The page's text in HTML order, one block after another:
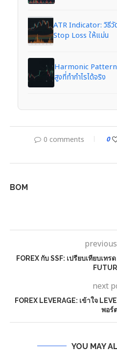
ATR Indicator: วิธีวั
Stop Loss ให้แม่น
Harmonic Pattern
สูงที่ทำกำไรได้จริง
0 comments 0
BOM
FOREX กับ SSF: เปรียบเทียบเทร
next
FOREX LEVERAGE: เข้าใจ
พอร์
YOU MAY